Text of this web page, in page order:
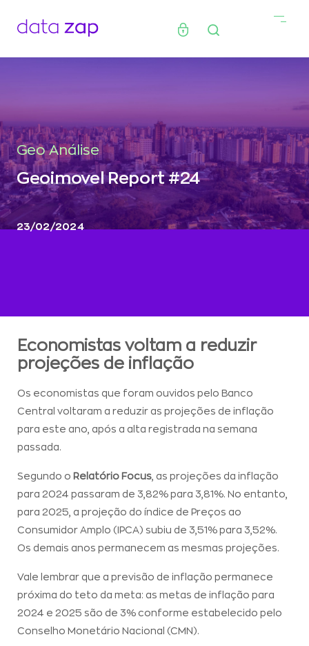
Geo Análise
Geoimovel Report #24
23/02/2024
Economistas voltam a reduzir
projeções de inflação
Os economistas que foram ouvidos pelo Banco
Central voltaram a reduzir as projeções de inflação
para este ano, após a alta registrada na semana
passada.
Segundo o Relatório Focus , as projeções da inflação
para 2024 passaram de 3,82% para 3,81%. No entanto,
para 2025, a projeção do índice de Preços ao
Consumidor Amplo (IPCA) subiu de 3,51% para 3,52%.
Os demais anos permanecem as mesmas projeções.
Vale lembrar que a previsão de inflação permanece
próxima do teto da meta: as metas de inflação para
2024 e 2025 são de 3% conforme estabelecido pelo
Conselho Monetário Nacional (CMN).